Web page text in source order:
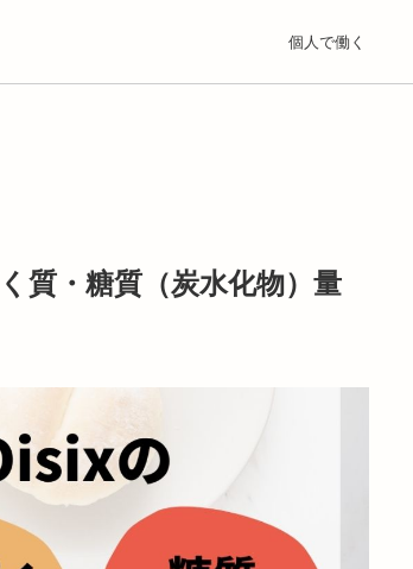
個人で働く
質・糖質（炭水化物）量